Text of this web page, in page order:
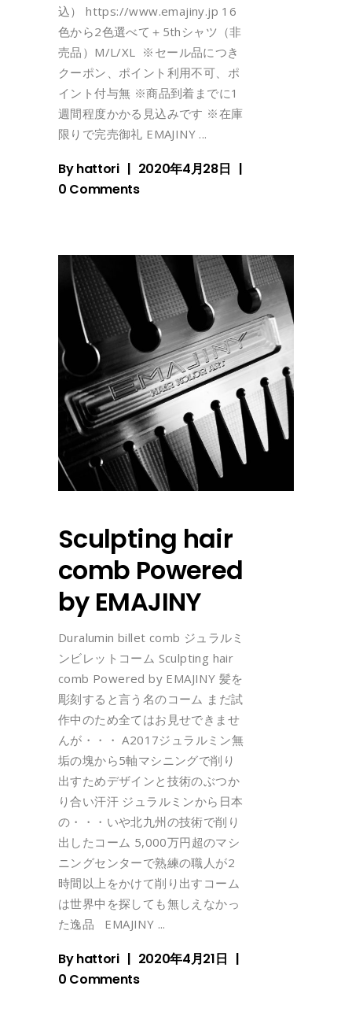
込）‬ https://www.emajiny.jp ‪16
色から2色選べて＋5thシャツ（非
売品）M/L/XL ‬ ‪※セール品につき
クーポン、ポイント利用不可、ポ
イント付与無‬ ‪※商品到着までに1
週間程度かかる見込みです‬ ‪※在庫
限りで完売御礼‬ EMAJINY
Byhattori
2020年4月28日
0 Comments
Sculpting hair
comb Powered
by EMAJINY
Duralumin billet comb ジュラルミ
ンビレットコーム Sculpting hair
comb Powered by EMAJINY 髪を
彫刻すると言う名のコーム まだ試
作中のため全てはお見せできませ
んが・・・ A2017ジュラルミン無
垢の塊から5軸マシニングで削り
出すためデザインと技術のぶつか
り合い汗汗 ジュラルミンから日本
の・・・いや北九州の技術で削り
出したコーム 5,000万円超のマシ
ニングセンターで熟練の職人が2
時間以上をかけて削り出すコーム
は世界中を探しても無しえなかっ
た逸品 EMAJINY
Byhattori
2020年4月21日
0 Comments